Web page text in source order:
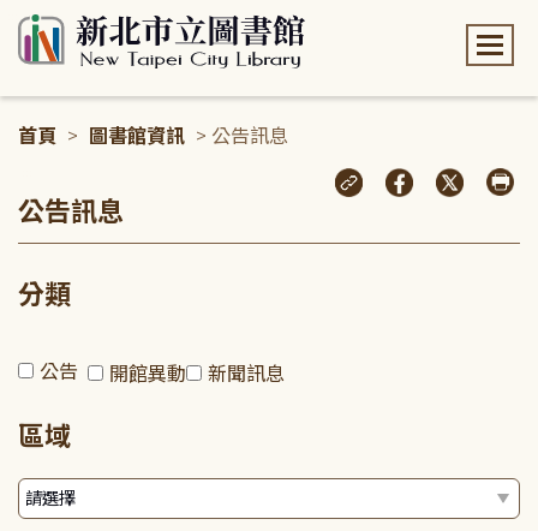
首頁 > 圖書館資訊 > 公告訊息
公告訊息
分類
公告 開館異動 新聞訊息
區域